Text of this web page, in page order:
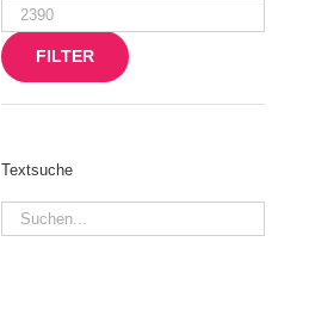
Max.
Preis
FILTER
Textsuche